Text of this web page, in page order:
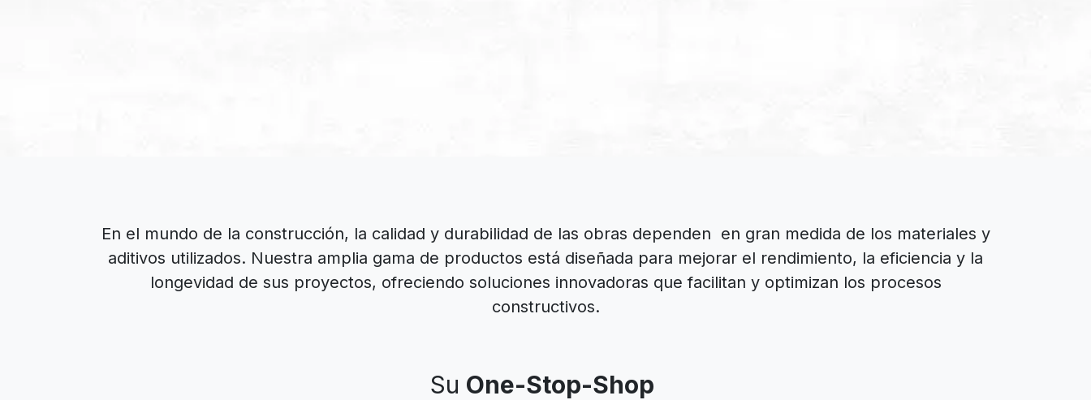
En el mundo de la construcción, la calidad y durabilidad de las obras dependen en gran medida de los materiales y
aditivos utilizados. Nuestra amplia gama de productos está diseñada para mejorar el rendimiento, la eficiencia y la
longevidad de sus proyectos, ofreciendo soluciones innovadoras que facilitan y optimizan los procesos
constructivos.
Su One-Stop-Shop